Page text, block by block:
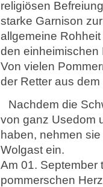
religiösen
starke Garnison
allgemeine
den einheimischen
Von vielen
der Retter aus
Nachdem die
von ganz Usedom
haben, nehmen
Wolgast ein.
Am 01. September
pommerschen